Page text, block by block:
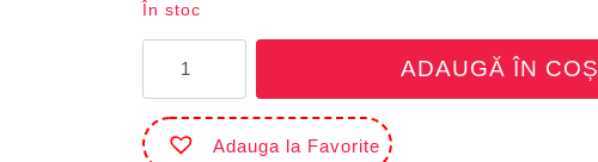
În stoc
Corector
fluid
cu
pensulă
ADAUGĂ ÎN COȘ
Adauga la Favorite